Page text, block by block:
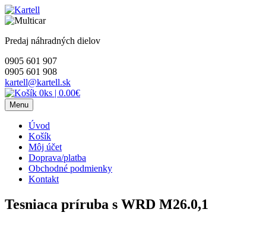
Skip
to
Predaj náhradných dielov
0905 601 907
0905 601 908
kartell@kartell.sk
0ks | 0.00€
Menu
Úvod
Košík
Môj účet
Doprava/platba
Obchodné podmienky
Kontakt
Tesniaca príruba s WRD M26.0,1